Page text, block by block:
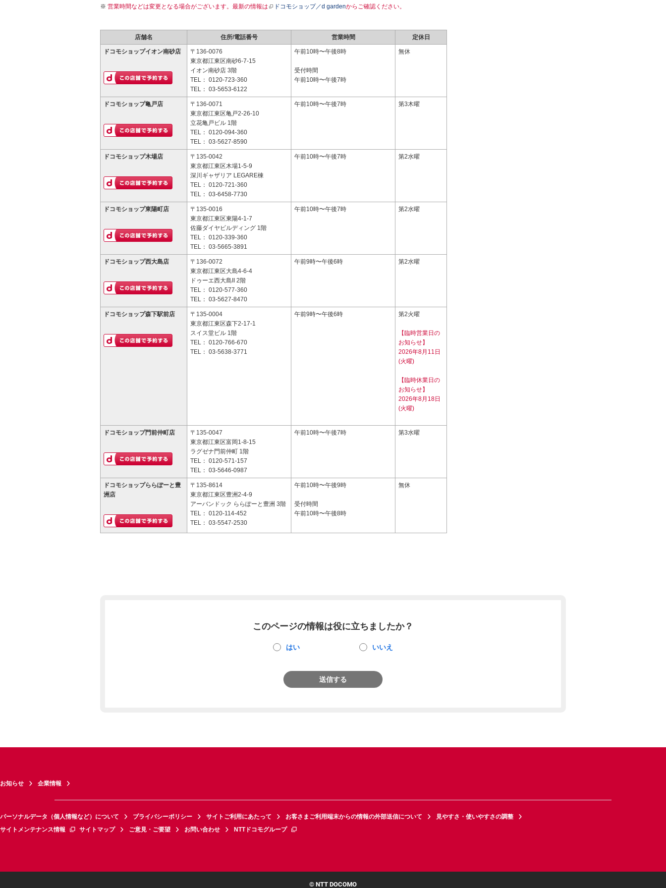
営業時間などは変更となる場合がございます。最新の情報は ドコモショップ／d gardenからご確認ください。
店舗名 住所/電話番号 営業時間 定休日
ドコモショップイオン南砂店
〒136-0076
東京都江東区南砂6-7-15
イオン南砂店 3階
TEL： 0120-723-360
TEL： 03-5653-6122
午前10時〜午後8時
受付時間
午前10時〜午後7時
無休
ドコモショップ亀戸店
〒136-0071
東京都江東区亀戸2-26-10
立花亀戸ビル 1階
TEL： 0120-094-360
TEL： 03-5627-8590
午前10時〜午後7時 第3木曜
ドコモショップ木場店
〒135-0042
東京都江東区木場1-5-9
深川ギャザリア LEGARE棟
TEL： 0120-721-360
TEL： 03-6458-7730
午前10時〜午後7時 第2水曜
ドコモショップ東陽町店
〒135-0016
東京都江東区東陽4-1-7
佐藤ダイヤビルディング 1階
TEL： 0120-339-360
TEL： 03-5665-3891
午前10時〜午後7時 第2水曜
ドコモショップ西大島店
〒136-0072
東京都江東区大島4-6-4
ドゥーエ西大島II 2階
TEL： 0120-577-360
TEL： 03-5627-8470
午前9時〜午後6時 第2水曜
ドコモショップ森下駅前店
〒135-0004
東京都江東区森下2-17-1
スイス堂ビル 1階
TEL： 0120-766-670
TEL： 03-5638-3771
午前9時〜午後6時 第2火曜
【臨時営業日の
お知らせ】
2026年8月11日
(火曜)
【臨時休業日の
お知らせ】
2026年8月18日
(火曜)
ドコモショップ門前仲町店
〒135-0047
東京都江東区富岡1-8-15
ラグゼナ門前仲町 1階
TEL： 0120-571-157
TEL： 03-5646-0987
午前10時〜午後7時 第3水曜
ドコモショップららぽーと豊
洲店
〒135-8614
東京都江東区豊洲2-4-9
アーバンドック ららぽーと豊洲 3階
TEL： 0120-114-452
TEL： 03-5547-2530
午前10時〜午後9時
受付時間
午前10時〜午後8時
無休
このページの情報は役に立ちましたか？
はい いいえ
送信する
お知らせ 企業情報
パーソナルデータ（個人情報など）について プライバシーポリシー サイトご利用にあたって お客さまご利用端末からの情報の外部送信について
見やすさ・使いやすさの調整
サイトメンテナンス情報
サイトマップ ご意見・ご要望 お問い合わせ NTTドコモグループ
© NTT DOCOMO